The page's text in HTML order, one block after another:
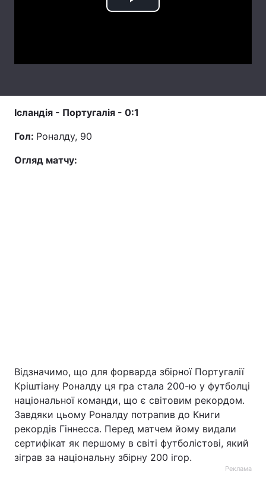
Послуги
Play
Ісландія - Португалія - 0:1
Гол: Роналду, 90
Огляд матчу:
Відзначимо, що для форварда збірної Португалії
Кріштіану Роналду ця гра стала 200-ю у футболці
національної команди, що є світовим рекордом.
Завдяки цьому Роналду потрапив до Книги
рекордів Гіннесса. Перед матчем йому видали
сертифікат як першому в світі футболістові, який
зіграв за національну збірну 200 ігор.
Реклама